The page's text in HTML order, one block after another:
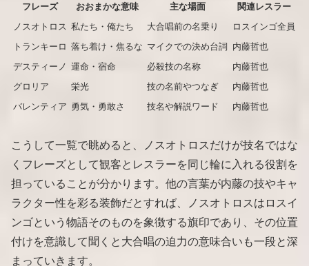
フレーズ おおまかな意味 主な場面
関連レスラー
ノスオトロス 私たち・俺たち 大合唱前の名乗り
ロスインゴ全員
トランキーロ 落ち着け・焦るな マイクでの決め台詞 内藤哲也
デスティーノ 運命・宿命 必殺技の名称
内藤哲也
グロリア
栄光 技の名前やつなぎ
内藤哲也
バレンティア 勇気・勇敢さ 技名や解説ワード 内藤哲也
こうして一覧で眺めると、ノスオトロスだけが技名ではな
くフレーズとして観客とレスラーを同じ輪に入れる役割を
担っていることが分かります。他の言葉が内藤の技やキャ
ラクター性を彩る装飾だとすれば、ノスオトロスはロスイ
ンゴという物語そのものを象徴する旗印であり、その位置
付けを意識して聞くと大合唱の迫力の意味合いも一段と深
まっていきます。